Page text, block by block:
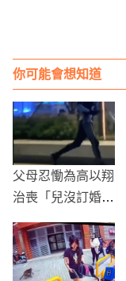
你可能會想知道
父母忍慟為高以翔
治喪「兒沒訂婚沒
永眠